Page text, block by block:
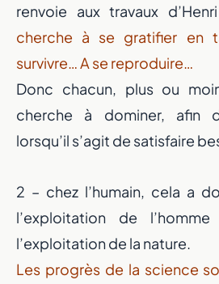
renvoie aux travaux
cherche à se gratifier en
survivre… A se reproduire…
Donc chacun, plus ou
cherche à dominer, afin
lorsqu’il s’agit de satisfaire
2 – chez l’humain, cela a
l’exploitation de
l’exploitation de la nature.
Les progrès de la science